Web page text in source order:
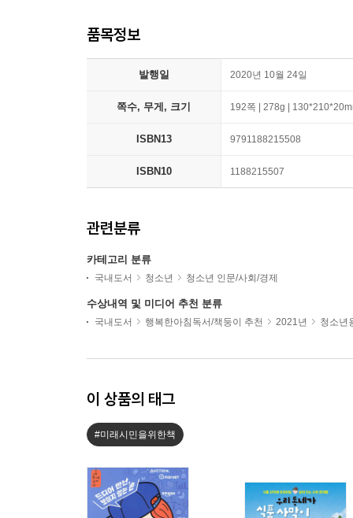
품목정보
발행일 2020년 10월 24일
쪽수, 무게, 크기 192쪽 | 278g |
ISBN13 9791188215508
ISBN10 1188215507
관련분류
카테고리 분류
국내도서 청소년 청소년 인문/사회/경제
수상내역 및 미디어 추천 분류
국내도서 행복한아침독서/책둥이 추천 2021년 청소년
이 상품의 태그
#미래시민을위한책